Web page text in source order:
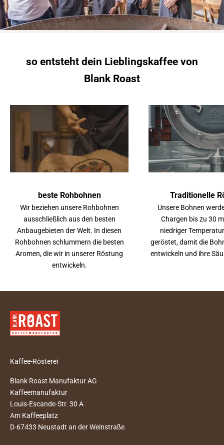
so entsteht dein Lieblingskaffee von
Blank Roast
beste Rohbohnen
Wir beziehen unsere Rohbohnen
ausschließlich aus den besten
Anbaugebieten der Welt. In diesen
Rohbohnen schlummern die besten
Aromen, die wir in unserer Röstung
entwickeln.
Traditionelle
Unsere Bohnen
Chargen bis zu 30
niedriger
geröstet, damit die
entwickeln und ihre
Kaffee-Rösterei
Blank Roast Manufaktur AG
Kaffeemanufaktur
Louis-Escande-Str. 30 A
Am Kaffeeplatz
D-67433 Neustadt an der Weinstraße